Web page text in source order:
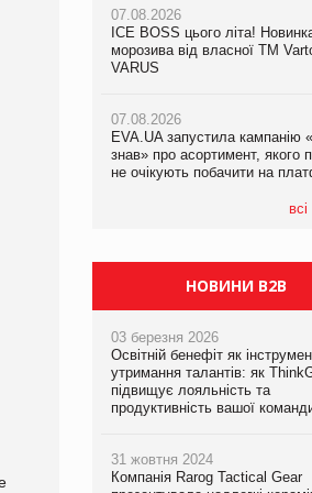
07.08.2026
ICE BOSS цього літа!
морозива від власної ТМ
VARUS
07.08.2026
EVA.UA запустила кампанію
знав» про асортимент, якого
не очікують побачити на
06.08.2026
Смачна новинка для
VARUS з’явилися паучі Varto
05.08.2026
Мережа супермаркетів
мережу магазинів формату
компанія налічуватиме 374
07.08.2026
Франція заборонила рекламні
НОВИНИ B2B
03 березня 2026
Освітній бенефіт як
утримання талантів: як
підвищує лояльність та
продуктивність вашої
31 жовтня 2024
Компанія Rarog Tactical Gear